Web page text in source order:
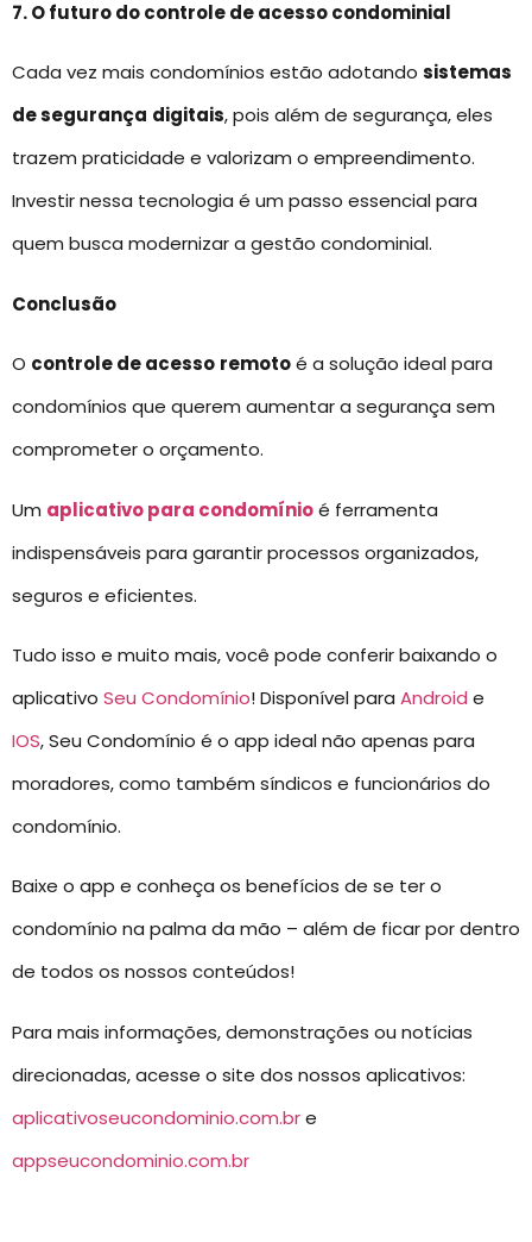
7. O futuro do controle de acesso condominial
Cada vez mais condomínios estão adotando sistemas
de segurança digitais, pois além de segurança, eles
trazem praticidade e valorizam o empreendimento.
Investir nessa tecnologia é um passo essencial para
quem busca modernizar a gestão condominial.
Conclusão
O controle de acesso remotoé a solução ideal para
condomínios que querem aumentar a segurança sem
comprometer o orçamento.
Um aplicativo para condomínioé ferramenta
indispensáveis para garantir processos organizados,
seguros e eficientes.
Tudo isso e muito mais, você pode conferir baixando o
aplicativo Seu Condomínio! Disponível para Android e
IOS, Seu Condomínio é o app ideal não apenas para
moradores, como também síndicos e funcionários do
condomínio.
Baixe o app e conheça os benefícios de se ter o
condomínio na palma da mão – além de ficar por dentro
de todos os nossos conteúdos!
Para mais informações, demonstrações ou notícias
direcionadas, acesse o site dos nossos aplicativos:
aplicativoseucondominio.com.bre
appseucondominio.com.br